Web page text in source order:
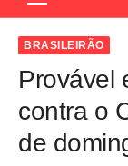
c
BRASILEIRÃO
Provável
contra o
de